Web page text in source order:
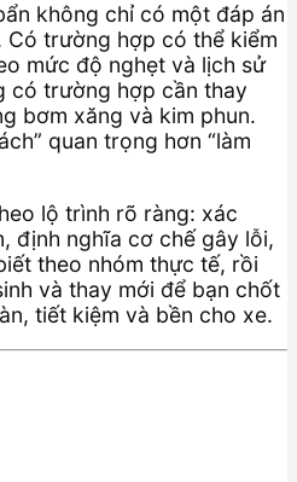
không chỉ có một đáp án
Có trường hợp có thể kiểm
mức độ nghẹt và lịch sử
có trường hợp cần thay
bơm xăng và kim phun.
quan trọng hơn “làm
lộ trình rõ ràng: xác
định nghĩa cơ chế gây lỗi,
theo nhóm thực tế, rồi
và thay mới để bạn chốt
tiết kiệm và bền cho xe.